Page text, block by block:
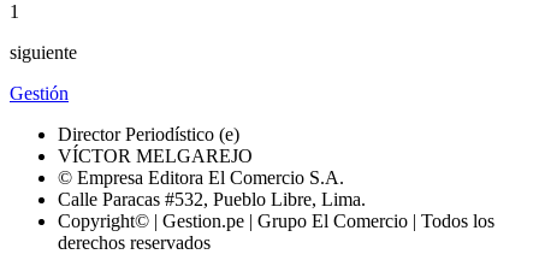
1
siguiente
Gestión
Director Periodístico (e)
VÍCTOR MELGAREJO
© Empresa Editora El Comercio S.A.
Calle Paracas #532, Pueblo Libre, Lima.
Copyright© | Gestion.pe | Grupo El Comercio | Todos los
derechos reservados